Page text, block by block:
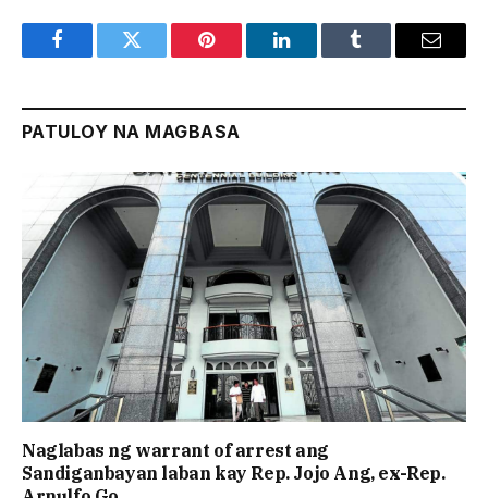
FacebookTwitter Pinterest LinkedInTumblr Email
PATULOY NA MAGBASA
Naglabas ng warrant of arrest ang
Sandiganbayan laban kay Rep. Jojo Ang, ex-Rep.